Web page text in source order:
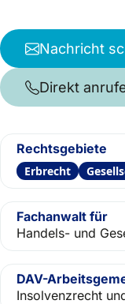
Nachricht
Direkt
Rechtsgebiete
Erbrecht
Fachanwalt für
Handels- und
DAV-
Insolvenzrecht